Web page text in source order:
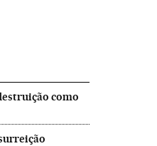
como